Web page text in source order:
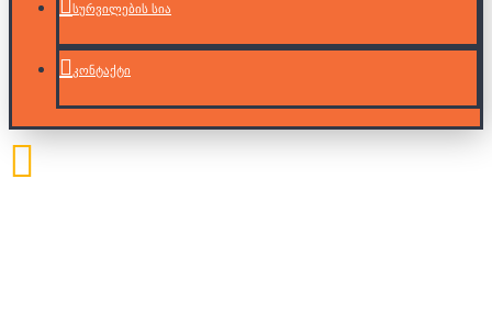
სურვილების სია
კონტაქტი